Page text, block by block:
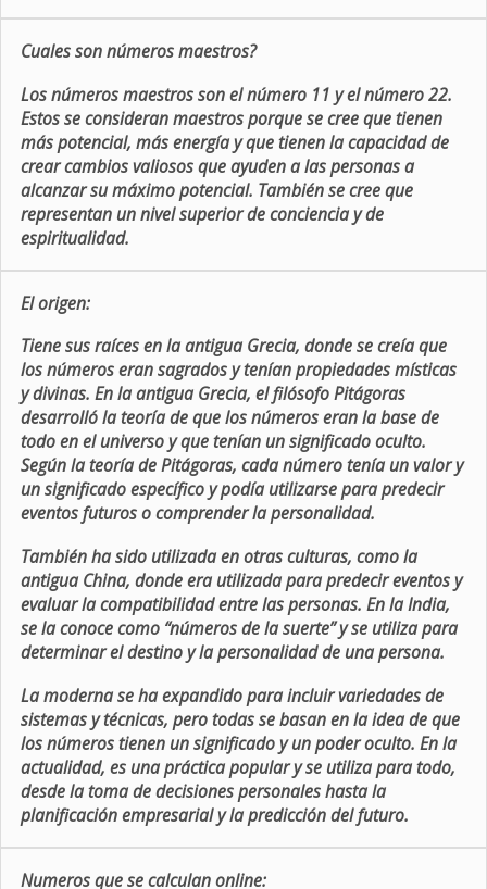
Cuales son números maestros?
Los números maestros son el número 11 y el número 22.
Estos se consideran maestros porque se cree que tienen
más potencial, más energía y que tienen la capacidad de
crear cambios valiosos que ayuden a las personas a
alcanzar su máximo potencial. También se cree que
representan un nivel superior de conciencia y de
espiritualidad.
El origen:
Tiene sus raíces en la antigua Grecia, donde se creía que
los números eran sagrados y tenían propiedades místicas
y divinas. En la antigua Grecia, el filósofo Pitágoras
desarrolló la teoría de que los números eran la base de
todo en el universo y que tenían un significado oculto.
Según la teoría de Pitágoras, cada número tenía un valor y
un significado específico y podía utilizarse para predecir
eventos futuros o comprender la personalidad.
También ha sido utilizada en otras culturas, como la
antigua China, donde era utilizada para predecir eventos y
evaluar la compatibilidad entre las personas. En la India,
se la conoce como “números de la suerte” y se utiliza para
determinar el destino y la personalidad de una persona.
La moderna se ha expandido para incluir variedades de
sistemas y técnicas, pero todas se basan en la idea de que
los números tienen un significado y un poder oculto. En la
actualidad, es una práctica popular y se utiliza para todo,
desde la toma de decisiones personales hasta la
planificación empresarial y la predicción del futuro.
Numeros que se calculan online: